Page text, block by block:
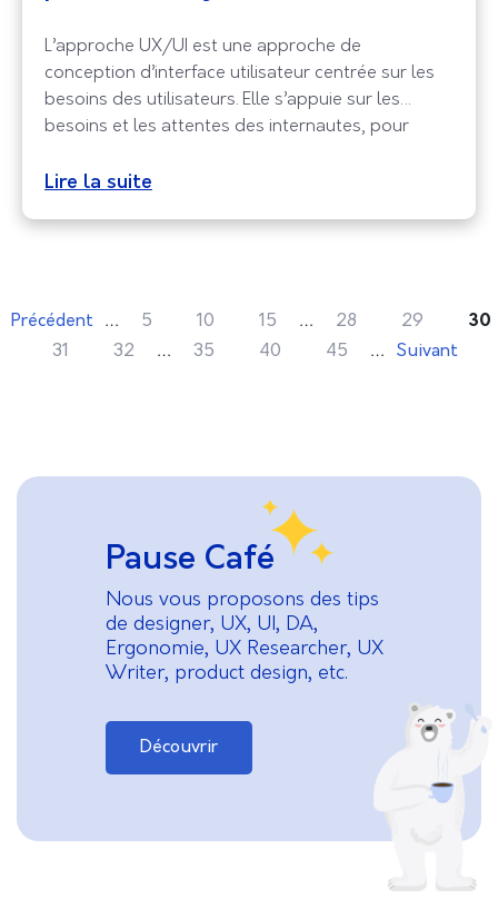
L’approche UX/UI est une approche de
conception d’interface utilisateur centrée sur les
besoins des utilisateurs. Elle s’appuie sur les
besoins et les attentes des internautes, pour
faciliter leur navigation. Par contre, l’approche
approche qui se base essentiellement sur
Lire la suite
Précédent … 5 10 15 … 28 29
30
31
32 … 35 40 45 … Suivant
Pause Café
Nous vous proposons des tips
de designer, UX, UI, DA,
Ergonomie, UX Researcher, UX
Writer, product design, etc.
Découvrir